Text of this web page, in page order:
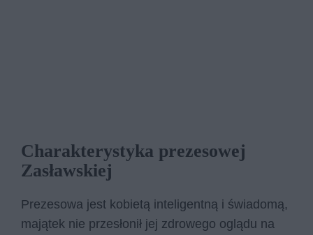
Charakterystyka prezesowej
Zasławskiej
Prezesowa jest kobietą inteligentną i świadomą,
majątek nie przesłonił jej zdrowego oglądu na